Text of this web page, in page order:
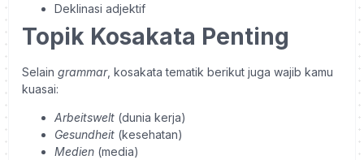
Deklinasi adjektif
Topik Kosakata Penting
Selain grammar, kosakata tematik berikut juga wajib kamu
kuasai:
Arbeitswelt (dunia kerja)
Gesundheit (kesehatan)
Medien (media)